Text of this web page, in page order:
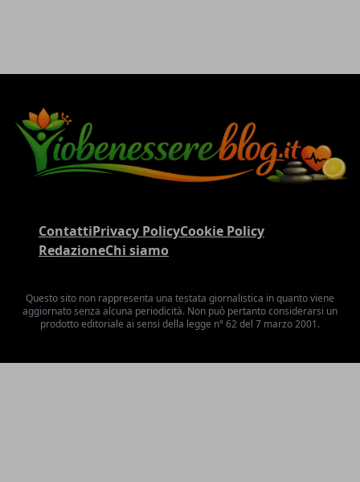
ContattiPrivacy PolicyCookie Policy
RedazioneChi siamo
Questo sito non rappresenta una testata giornalistica in quanto viene
aggiornato senza alcuna periodicità. Non può pertanto considerarsi un
prodotto editoriale ai sensi della legge n° 62 del 7 marzo 2001.